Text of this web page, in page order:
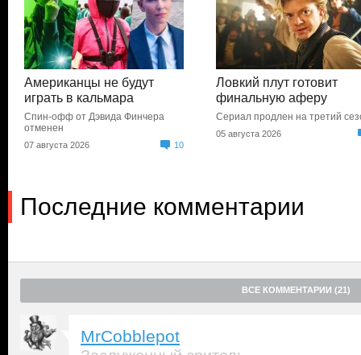
Американцы не будут
играть в кальмара
Спин-офф от Дэвида Финчера
отменен
07 августа 2026 10
Ловкий плут готовит
финальную аферу
Сериал продлен на третий
05 августа 2026
Последние комментарии
ВСЕ КОММЕНТАРИИ (21)
MrCobblepot